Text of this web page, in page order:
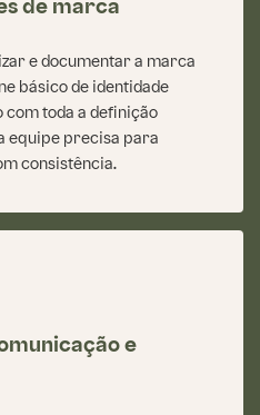
de marca
e documentar a marca
básico de identidade
com toda a definição
equipe precisa para
consistência.
e